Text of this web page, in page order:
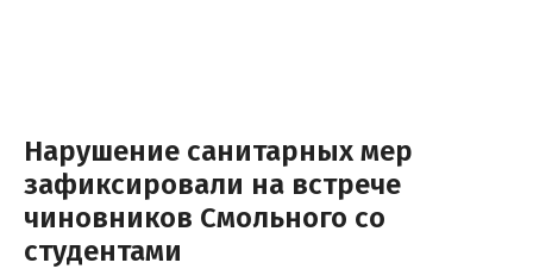
Нарушение санитарных мер
зафиксировали на встрече
чиновников Смольного со
студентами